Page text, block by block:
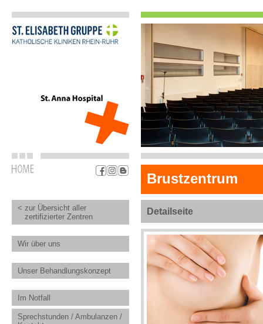
Brustzentrum
< zur Übersicht aller
zertifizierter Zentren
Wir über uns
Unser Behandlungskonzept
Im Notfall
Sprechstunden / Ambulanzen /
Detailseite